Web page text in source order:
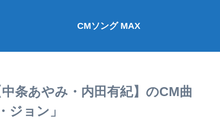
CMソング MAX
条あやみ・内田有紀】のCM曲
ジョン」